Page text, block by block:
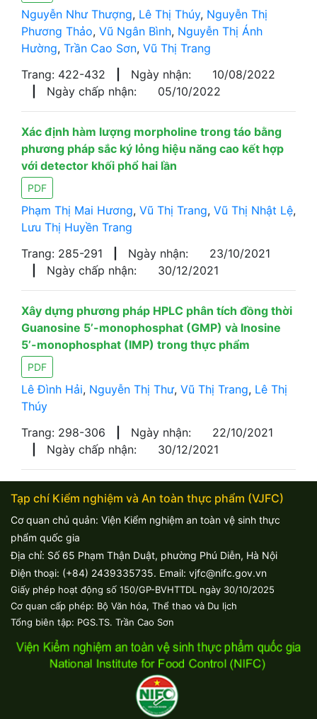
Nguyễn Như Thượng, Lê Thị Thúy, Nguyễn Thị
Phương Thảo, Vũ Ngân Bình, Nguyễn Thị Ánh
Hường, Trần Cao Sơn, Vũ Thị Trang
Trang: 422-432
Ngày nhận:
10/08/2022
Ngày chấp nhận: 05/10/2022
Xác định hàm lượng morpholine trong táo bằng
phương pháp sắc ký lỏng hiệu năng cao kết hợp
với detector khối phổ hai lần
PDF
Phạm Thị Mai Hương, Vũ Thị Trang, Vũ Thị Nhật Lệ,
Lưu Thị Huyền Trang
Trang: 285-291
Ngày nhận:
23/10/2021
Ngày chấp nhận: 30/12/2021
Xây dựng phương pháp HPLC phân tích đồng thời
Guanosine 5’-monophosphat (GMP) và Inosine
5’-monophosphat (IMP) trong thực phẩm
PDF
Lê Đình Hải, Nguyễn Thị Thư, Vũ Thị Trang, Lê Thị
Thúy
Trang: 298-306
Ngày nhận:
22/10/2021
Ngày chấp nhận: 30/12/2021
Tạp chí Kiểm nghiệm và An toàn thực phẩm (VJFC)
Cơ quan chủ quản: Viện Kiểm nghiệm an toàn vệ sinh thực
phẩm quốc gia
Địa chỉ: Số 65 Phạm Thận Duật, phường Phú Diễn, Hà Nội
Điện thoại: (+84) 2439335735. Email: vjfc@nifc.gov.vn
Giấy phép hoạt động số 150/GP-BVHTTDL ngày 30/10/2025
Cơ quan cấp phép: Bộ Văn hóa, Thể thao và Du lịch
Tổng biên tập: PGS.TS. Trần Cao Sơn